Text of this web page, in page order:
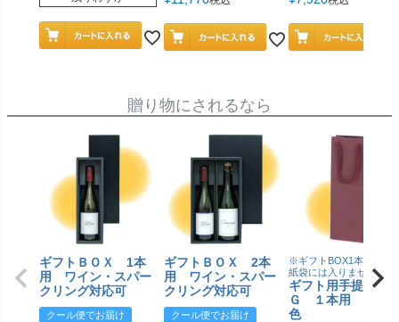
贈り物にされるなら
ギフトＢＯＸ 1本
用 ワイン・スパー
クリング対応可
クール便でお届け
ギフトＢＯＸ 2本
用 ワイン・スパー
クリング対応可
クール便でお届け
※ギフトBOX1本用はこ
紙袋には入りません
ギフト用手提げＢ
Ｇ １本用 エン
色